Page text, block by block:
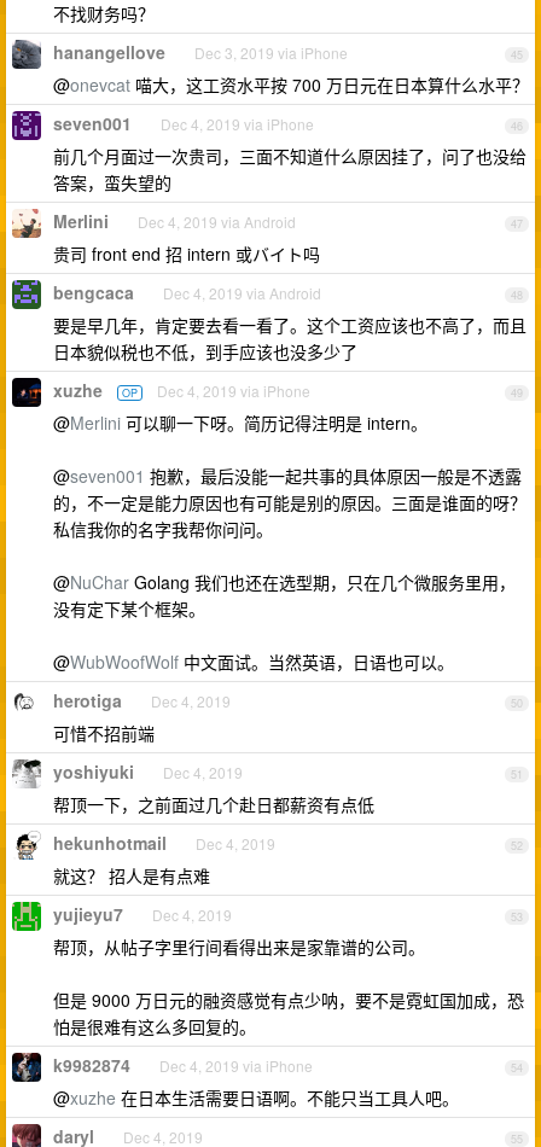
不找财务吗？
45
hanangellove Dec 3, 2019 via iPhone
@onevcat 喵大，这工资水平按 700 万日元在日本算什么水平？
46
seven001 Dec 4, 2019 via iPhone
前几个月面过一次贵司，三面不知道什么原因挂了，问了也没给
答案，蛮失望的
47
Merlini Dec 4, 2019 via Android
贵司 front end 招 intern 或バイト吗
48
bengcaca Dec 4, 2019 via Android
要是早几年，肯定要去看一看了。这个工资应该也不高了，而且
日本貌似税也不低，到手应该也没多少了
49
xuzhe OP Dec 4, 2019 via iPhone
@Merlini 可以聊一下呀。简历记得注明是 intern。
@seven001 抱歉，最后没能一起共事的具体原因一般是不透露
的，不一定是能力原因也有可能是别的原因。三面是谁面的呀？
私信我你的名字我帮你问问。
@NuChar Golang 我们也还在选型期，只在几个微服务里用，
没有定下某个框架。
@WubWoofWolf 中文面试。当然英语，日语也可以。
50
herotiga Dec 4, 2019
可惜不招前端
51
yoshiyuki Dec 4, 2019
帮顶一下，之前面过几个赴日都薪资有点低
52
hekunhotmail Dec 4, 2019
就这？ 招人是有点难
53
yujieyu7 Dec 4, 2019
帮顶，从帖子字里行间看得出来是家靠谱的公司。
但是 9000 万日元的融资感觉有点少呐，要不是霓虹国加成，恐
怕是很难有这么多回复的。
54
k9982874 Dec 4, 2019 via iPhone
@xuzhe 在日本生活需要日语啊。不能只当工具人吧。
55
daryl Dec 4, 2019